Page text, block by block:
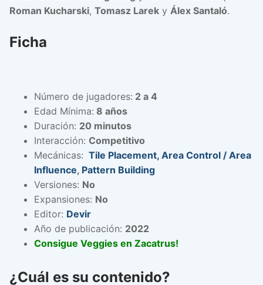
Roman Kucharski, Tomasz Larek y Álex Santaló.
Ficha
Número de jugadores: 2 a 4
Edad Mínima: 8 años
Duración: 20 minutos
Interacción: Competitivo
Mecánicas: Tile Placement, Area Control / Area
Influence,Pattern Building
Versiones: No
Expansiones: No
Editor: Devir
Año de publicación: 2022
Consigue Veggies en Zacatrus!
¿Cuál es su contenido?